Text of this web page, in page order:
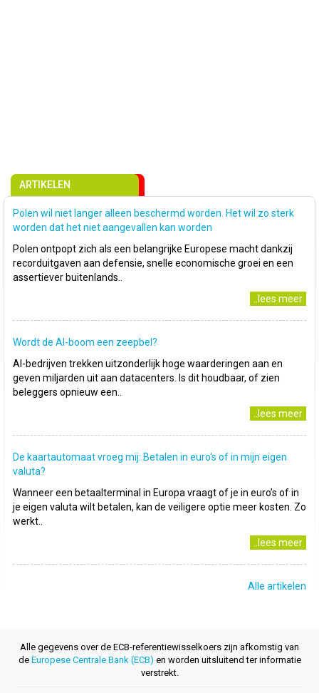
ARTIKELEN
Polen wil niet langer alleen beschermd worden. Het wil zo sterk
worden dat het niet aangevallen kan worden
Polen ontpopt zich als een belangrijke Europese macht dankzij
recorduitgaven aan defensie, snelle economische groei en een
assertiever buitenlands..
..lees meer
Wordt de AI-boom een zeepbel?
AI-bedrijven trekken uitzonderlijk hoge waarderingen aan en
geven miljarden uit aan datacenters. Is dit houdbaar, of zien
beleggers opnieuw een..
..lees meer
De kaartautomaat vroeg mij: Betalen in euro's of in mijn eigen
valuta?
Wanneer een betaalterminal in Europa vraagt of je in euro’s of in
je eigen valuta wilt betalen, kan de veiligere optie meer kosten. Zo
werkt..
..lees meer
Alle artikelen
Alle gegevens over de ECB-referentiewisselkoers zijn afkomstig van
de Europese Centrale Bank (ECB) en worden uitsluitend ter informatie
verstrekt.